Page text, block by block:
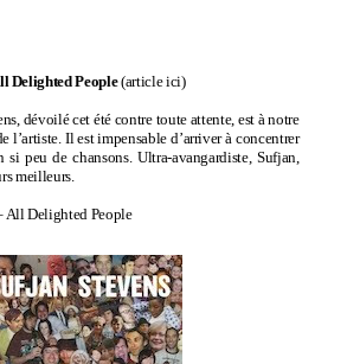
Delighted People(article ici)
dévoilé cet été contre toute attente, est à notre
l’artiste. Il est impensable d’arriver à concentrer
peu de chansons. Ultra-avangardiste, Sufjan,
meilleurs.
All Delighted People